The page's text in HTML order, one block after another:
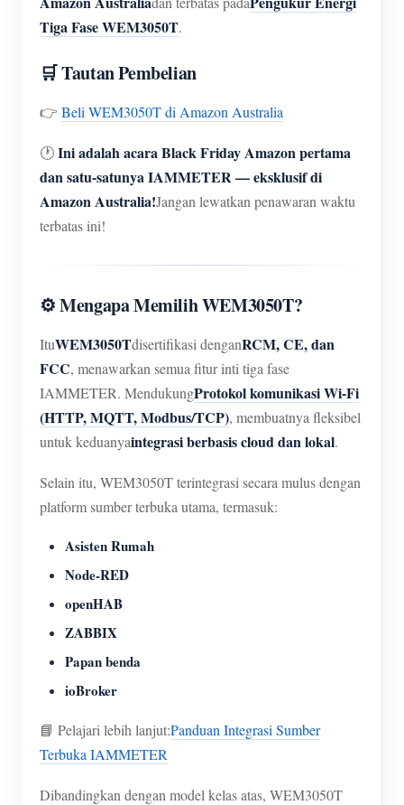
Simulator IAMMETER
Meteran maya
Sistem Peramalan dan Simulasi Energi
Aplikasi
Monitor Energi Sistem PV Surya
Monitor penggunaan listrik
Sistem kontrol pemanas PV
Toko
Sumber daya
Mulai Cepat Produk
Berita
Blog
Masyarakat
Pengembang
Mengeksplorasi
Program Hadiah
Kontak
Tentang kami
Tiga Fase WEM3050T.
🛒 Tautan Pembelian
👉 Beli WEM3050T di Amazon Australia
🕐Ini adalah acara Black Friday Amazon pertama
dan satu-satunya IAMMETER — eksklusif di
Amazon Australia!Jangan lewatkan penawaran waktu
terbatas ini!
⚙️ Mengapa Memilih WEM3050T?
ItuWEM3050Tdisertifikasi denganRCM, CE, dan
FCC, menawarkan semua fitur inti tiga fase
IAMMETER. MendukungProtokol komunikasi Wi-Fi
(HTTP, MQTT, Modbus/TCP), membuatnya fleksibel
untuk keduanyaintegrasi berbasis cloud dan lokal.
Selain itu, WEM3050T terintegrasi secara mulus dengan
platform sumber terbuka utama, termasuk:
Asisten Rumah
Node-RED
openHAB
ZABBIX
Papan benda
ioBroker
📘 Pelajari lebih lanjut:Panduan Integrasi Sumber
Terbuka IAMMETER
Dibandingkan dengan model kelas atas, WEM3050T